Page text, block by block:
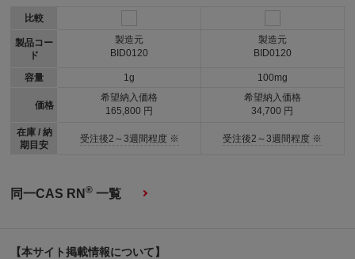
比較
製品コー
ド
容量
価格
在庫 / 納
期目安
製造元
BID0120
1g
希望納入価格
165,800 円
受注後2～3週間程度 ※
製造元
BID0120
100mg
希望納入価格
34,700 円
受注後2～3週間程度 ※
同一CAS RN® 一覧
【本サイト掲載情報について】